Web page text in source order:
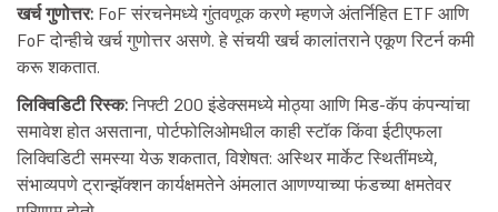
खर्च गुणोत्तर: FoF संरचनेमध्ये गुंतवणूक करणे म्हणजे अंतर्निहित ETF आणि
FoF दोन्हीचे खर्च गुणोत्तर असणे. हे संचयी खर्च कालांतराने एकूण रिटर्न कमी
करू शकतात.
लिक्विडिटी रिस्क: निफ्टी 200 इंडेक्समध्ये मोठ्या आणि मिड-कॅप कंपन्यांचा
समावेश होत असताना, पोर्टफोलिओमधील काही स्टॉक किंवा ईटीएफला
लिक्विडिटी समस्या येऊ शकतात, विशेषत: अस्थिर मार्केट स्थितींमध्ये,
संभाव्यपणे ट्रान्झॅक्शन कार्यक्षमतेने अंमलात आणण्याच्या फंडच्या क्षमतेवर